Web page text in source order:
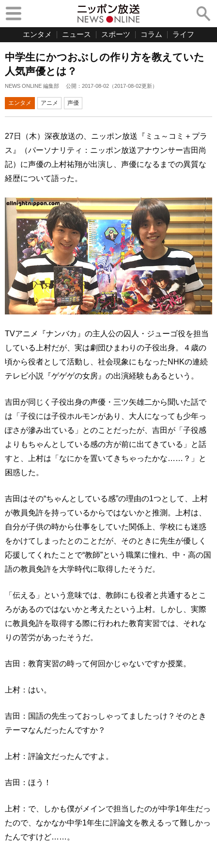
エンタメ ニュース スポーツ コラム ライフ
中学生にかつおぶしの作り方を教えていた
人気声優とは？
NEWS ONLINE 編集部 公開： 2017-08-02 （2017-08-02更新）
エンタメ アニメ 声優
27日（木）深夜放送の、ニッポン放送『ミュ～コミ＋プラ
ス』（パーソナリティ：ニッポン放送アナウンサー吉田尚
記）に声優の上村祐翔が出演し、声優になるまでの異質な
経歴について語った。
TVアニメ『ナンバカ』の主人公の囚人・ジューゴ役を担当
している上村だが、実は劇団ひまわりの子役出身。４歳の
頃から役者として活動し、社会現象にもなったNHKの連続
テレビ小説『ゲゲゲの女房』の出演経験もあるという。
吉田が同じく子役出身の声優・三ツ矢雄二から聞いた話で
は「子役には子役ホルモンがあり、大人になっても少年っ
ぽさが滲み出ている」とのことだったが、吉田が「子役感
よりもちゃんとしている感の方が前に出てきている」と話
すと、上村は「なにかを置いてきちゃったかな……？」と
困惑した。
吉田はその“ちゃんとしている感”の理由の1つとして、上村
が教員免許を持っているからではないかと推測。上村は、
自分が子供の時から仕事をしていた関係上、学校にも迷惑
をかけてしまったとのことだが、そのときに先生が優しく
応援してくれたことで“教師”という職業に憧れ、中・高の国
語の教員免許を大学時代に取得したそうだ。
「伝える」という意味では、教師にも役者と共通するとこ
ろがあるのではないかと考えたという上村。しかし、実際
に教員免許を取得する際に行われた教育実習では、それな
りの苦労があったそうだ。
吉田：教育実習の時って何回かじゃないですか授業。
上村：はい。
吉田：国語の先生っておっしゃってましたっけ？そのとき
テーマなんだったんですか？
上村：評論文だったんですよ。
吉田：ほう！
上村：で、しかも僕がメインで担当したのが中学1年生だっ
たので、なかなか中学1年生に評論文を教えるって難しかっ
たんですけど……。